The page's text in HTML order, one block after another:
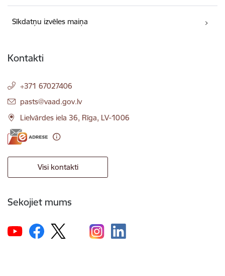
Sīkdatņu izvēles maiņa
Kontakti
+371 67027406
E-pasts:
pasts@vaad.gov.lv
Lielvārdes iela 36, Rīga, LV-1006
Visi kontakti
Sekojiet mums